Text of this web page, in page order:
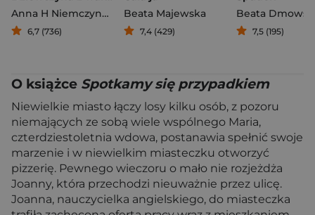
Anna H Niemczynow
6,7 (736)
Beata Majewska
7,4 (429)
Beata
7,5 (195)
O książce Spotkamy się przypadkiem
Niewielkie miasto łączy losy kilku osób, z pozoru
niemających ze sobą wiele wspólnego Maria,
czterdziestoletnia wdowa, postanawia spełnić swoje
marzenie i w niewielkim miasteczku otworzyć
pizzerię. Pewnego wieczoru o mało nie rozjeżdża
Joanny, która przechodzi nieuważnie przez ulicę.
Joanna, nauczycielka angielskiego, do miasteczka